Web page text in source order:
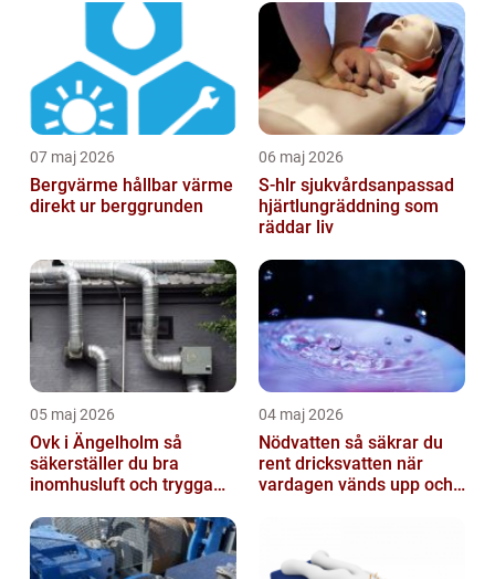
07 maj 2026
Bergvärme hållbar värme
direkt ur berggrunden
06 maj 2026
S-hlr sjukvårdsanpassad
hjärtlungräddning som
räddar liv
05 maj 2026
Ovk i Ängelholm så
säkerställer du bra
inomhusluft och trygga
04 maj 2026
Nödvatten så säkrar du
rent dricksvatten när
vardagen vänds upp och